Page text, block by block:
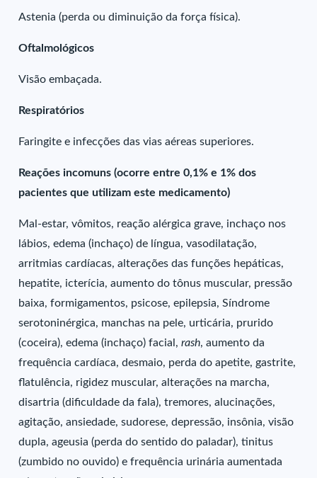
Astenia (perda ou diminuição da força física).
Oftalmológicos
Visão embaçada.
Respiratórios
Faringite e infecções das vias aéreas superiores.
Reações incomuns (ocorre entre 0,1% e 1% dos
pacientes que utilizam este medicamento)
Mal-estar, vômitos, reação alérgica grave, inchaço nos
lábios, edema (inchaço) de língua, vasodilatação,
arritmias cardíacas, alterações das funções hepáticas,
hepatite, icterícia, aumento do tônus muscular, pressão
baixa, formigamentos, psicose, epilepsia, Síndrome
serotoninérgica, manchas na pele, urticária, prurido
(coceira), edema (inchaço) facial,rash, aumento da
frequência cardíaca, desmaio, perda do apetite, gastrite,
flatulência, rigidez muscular, alterações na marcha,
disartria (dificuldade da fala), tremores, alucinações,
agitação, ansiedade, sudorese, depressão, insônia, visão
dupla, ageusia (perda do sentido do paladar), tinitus
(zumbido no ouvido) e frequência urinária aumentada